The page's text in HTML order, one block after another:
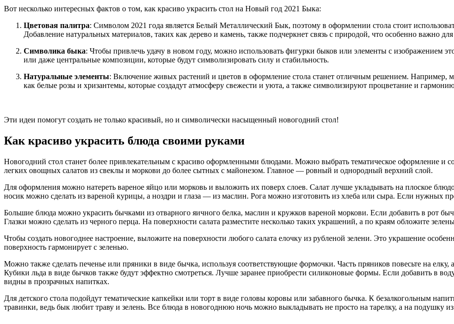
Вот несколько интересных фактов о том, как красиво украсить стол на Новый год 2021 Быка:
Цветовая палитра: Символом 2021 года является Белый Металлический Бык, поэтому в оформлении стола стоит
Добавление натуральных материалов, таких как дерево и камень, также подчеркнет связь с природой, что особенно важно
Символика быка: Чтобы привлечь удачу в новом году, можно использовать фигурки быков или элементы с изображением
или даже центральные композиции, которые будут символизировать силу и стабильность.
Натуральные элементы: Включение живых растений и цветов в оформление стола станет отличным решением. Например,
как белые розы и хризантемы, которые создадут атмосферу свежести и уюта, а также символизируют процветание и
Эти идеи помогут создать не только красивый, но и символически насыщенный новогодний стол!
Как красиво украсить блюда своими руками
Новогодний стол станет более привлекательным с красиво оформленными блюдами. Можно выбрать тематическое оформление и
легких овощных салатов из свеклы и моркови до более сытных с майонезом. Главное — ровный и однородный верхний слой.
Для оформления можно натереть вареное яйцо или морковь и выложить их поверх слоев. Салат лучше укладывать на плоское
носик можно сделать из вареной курицы, а ноздри и глаза — из маслин. Рога можно изготовить из хлеба или сыра. Если нужных
Большие блюда можно украсить бычками из отварного яичного белка, маслин и кружков вареной моркови. Если добавить в рот
Глазки можно сделать из черного перца. На поверхности салата разместите несколько таких украшений, а по краям обложите
Чтобы создать новогоднее настроение, выложите на поверхности любого салата елочку из рубленой зелени. Это украшение
поверхность гармонирует с зеленью.
Можно также сделать печенье или пряники в виде бычка, используя соответствующие формочки. Часть пряников повесьте на
Кубики льда в виде бычков также будут эффектно смотреться. Лучше заранее приобрести силиконовые формы. Если добавить в
видны в прозрачных напитках.
Для детского стола подойдут тематические капкейки или торт в виде головы коровы или забавного бычка. К безалкогольным
травинки, ведь бык любит траву и зелень. Все блюда в новогоднюю ночь можно выкладывать не просто на тарелку, а на подушку из